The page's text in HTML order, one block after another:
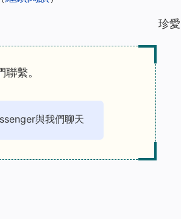
珍愛
繫。
與我們聊天